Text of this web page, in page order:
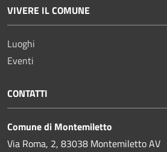
VIVERE IL COMUNE
Luoghi
Eventi
CONTATTI
Comune di Montemiletto
Via Roma, 2, 83038 Montemiletto AV